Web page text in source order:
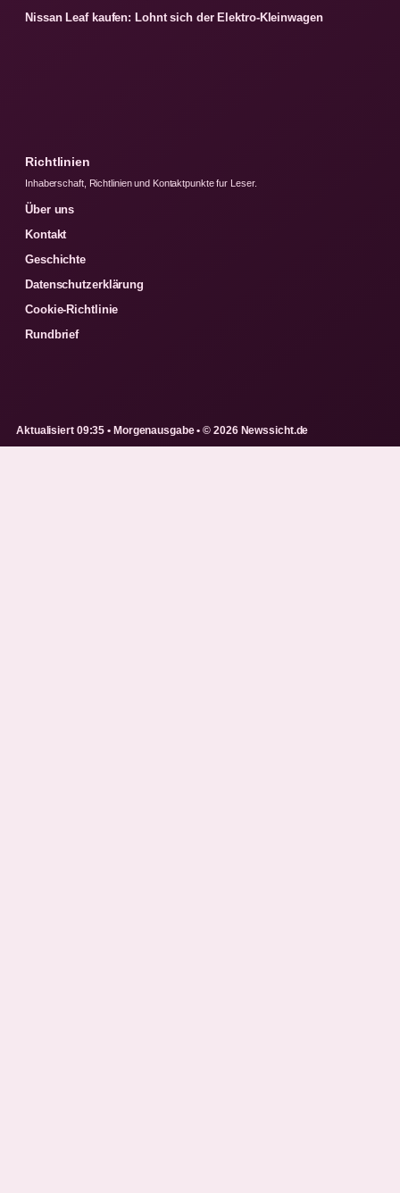
Nissan Leaf kaufen: Lohnt sich der Elektro-Kleinwagen
Richtlinien
Inhaberschaft, Richtlinien und Kontaktpunkte fur Leser.
Über uns
Kontakt
Geschichte
Datenschutzerklärung
Cookie-Richtlinie
Rundbrief
Aktualisiert 09:35 • Morgenausgabe • © 2026 Newssicht.de